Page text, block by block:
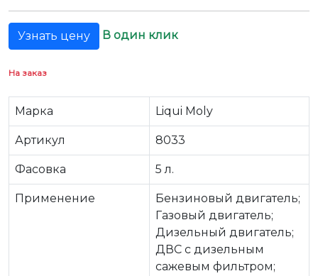
Узнать цену В один клик
На заказ
Марка Liqui Moly
Артикул 8033
Фасовка 5 л.
Применение
Бензиновый двигатель;
Газовый двигатель;
Дизельный двигатель;
ДВС c дизельным
сажевым фильтром;